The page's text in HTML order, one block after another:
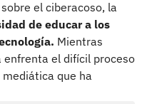
el ciberacoso, la
de educar a los
Mientras
enfrenta el difícil proceso
que ha